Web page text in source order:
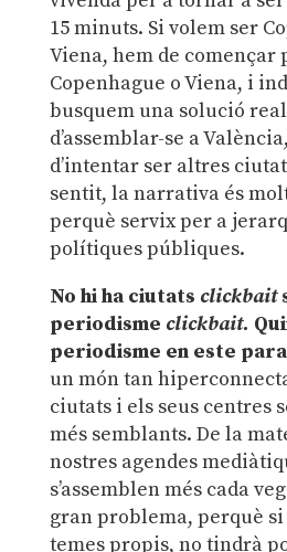
15 minuts. Si volem ser
Viena, hem de començar
Copenhague o Viena, i
busquem una solució
d’assemblar-se a
d’intentar ser altres
sentit, la narrativa és
perquè servix per a
polítiques públiques.
No hi ha ciutats clickbait
periodisme clickbait.
periodisme en este
un món tan
ciutats i els seus centres
més semblants. De la
nostres agendes
s’assemblen més cada
gran problema, perquè
temes propis, no tindrà